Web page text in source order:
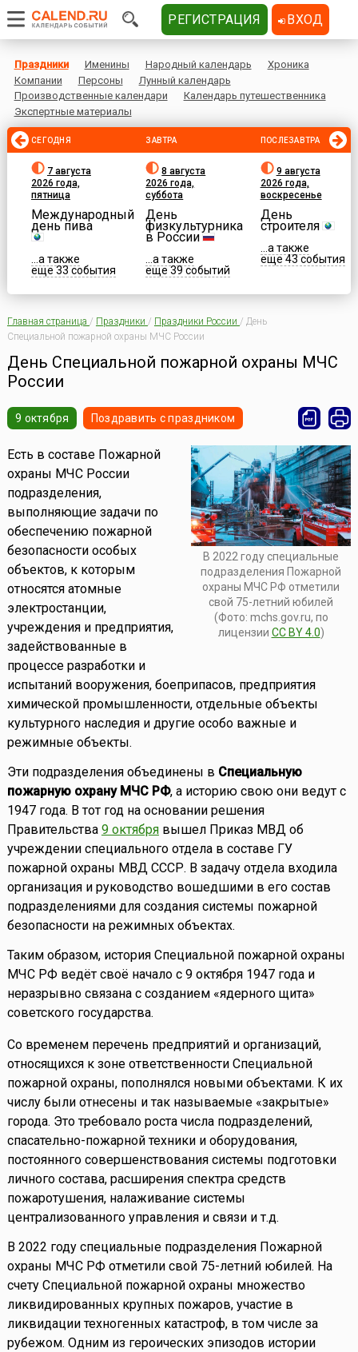
Праздники Именины Народный календарь
Хроника
Компании
Персоны
Лунный календарь
Производственные календари
Календарь путешественника
Экспертные материалы
СЕГОДНЯ
7 августа
2026 года,
пятница
Международный
день пива
...а также
еще 33 события
ЗАВТРА
8 августа
2026 года,
суббота
День
физкультурника
в России
...а также
еще 39 событий
ПОСЛЕЗАВТРА
9 августа
2026 года,
воскресенье
День
строителя
...а также
еще 43 события
Главная страница / Праздники / Праздники России / День
Специальной пожарной охраны МЧС России
День Специальной пожарной охраны МЧС
России
9 октября Поздравить с праздником
В 2022 году специальные
подразделения Пожарной
охраны МЧС РФ отметили
свой 75-летний юбилей
(Фото: mchs.gov.ru, по
лицензии CC BY 4.0)
Есть в составе Пожарной
охраны МЧС России
подразделения,
выполняющие задачи по
обеспечению пожарной
безопасности особых
объектов, к которым
относятся атомные
электростанции,
учреждения и предприятия,
задействованные в
процессе разработки и
испытаний вооружения, боеприпасов, предприятия
химической промышленности, отдельные объекты
культурного наследия и другие особо важные и
режимные объекты.
Эти подразделения объединены в Специальную
пожарную охрану МЧС РФ, а историю свою они ведут с
1947 года. В тот год на основании решения
Правительства 9 октябрявышел Приказ МВД об
учреждении специального отдела в составе ГУ
пожарной охраны МВД СССР. В задачу отдела входила
организация и руководство вошедшими в его состав
подразделениями для создания системы пожарной
безопасности на режимных объектах.
Таким образом, история Специальной пожарной охраны
МЧС РФ ведёт своё начало с 9 октября 1947 года и
неразрывно связана с созданием «ядерного щита»
советского государства.
Со временем перечень предприятий и организаций,
относящихся к зоне ответственности Специальной
пожарной охраны, пополнялся новыми объектами. К их
числу были отнесены и так называемые «закрытые»
города. Это требовало роста числа подразделений,
спасательно-пожарной техники и оборудования,
постоянного совершенствования системы подготовки
личного состава, расширения спектра средств
пожаротушения, налаживание системы
централизованного управления и связи и т.д.
В 2022 году специальные подразделения Пожарной
охраны МЧС РФ отметили свой 75-летний юбилей. На
счету Специальной пожарной охраны множество
ликвидированных крупных пожаров, участие в
ликвидации техногенных катастроф, в том числе за
рубежом. Одним из героических эпизодов истории
РЕГИСТРАЦИЯ ВХОД